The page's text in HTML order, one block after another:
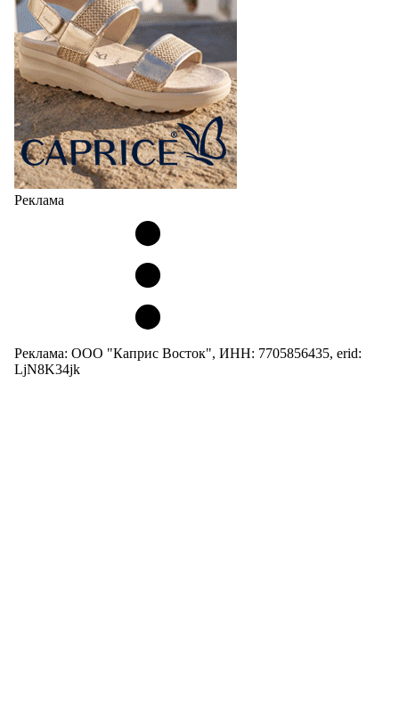
Реклама
Реклама: ООО "Каприс Восток", ИНН: 7705856435, erid:
LjN8K34jk